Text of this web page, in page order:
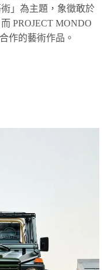
」為主題，象徵敢於
PROJECT MONDO
作的藝術作品。